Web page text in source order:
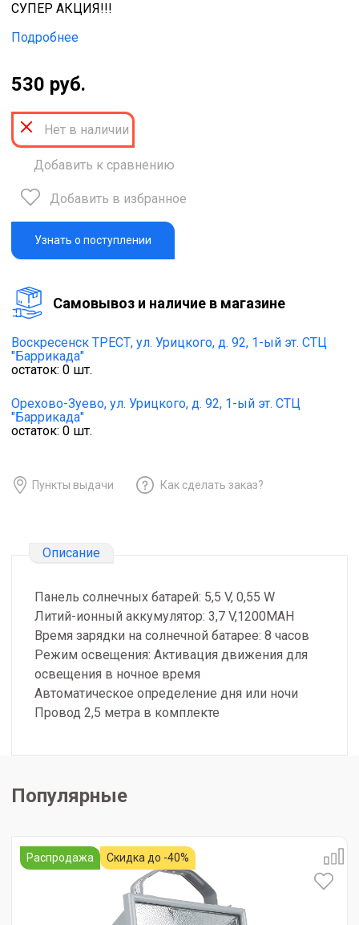
СУПЕР АКЦИЯ!!!
Подробнее
530 руб.
Нет в наличии
Добавить к сравнению
Добавить в избранное
Узнать о поступлении
Cамовывоз и наличие в магазине
Воскресенск ТРЕСТ, ул. Урицкого, д. 92, 1-ый эт. СТЦ
"Баррикада"
остаток: 0 шт.
Орехово-Зуево, ул. Урицкого, д. 92, 1-ый эт. СТЦ
"Баррикада"
остаток: 0 шт.
Пункты выдачи Как сделать заказ?
Описание
Панель солнечных батарей: 5,5 V, 0,55 W
Литий-ионный аккумулятор: 3,7 V,1200MAH
Время зарядки на солнечной батарее: 8 часов
Режим освещения: Активация движения для
освещения в ночное время
Автоматическое определение дня или ночи
Провод 2,5 метра в комплекте
Популярные
Распродажа Скидка до -40%